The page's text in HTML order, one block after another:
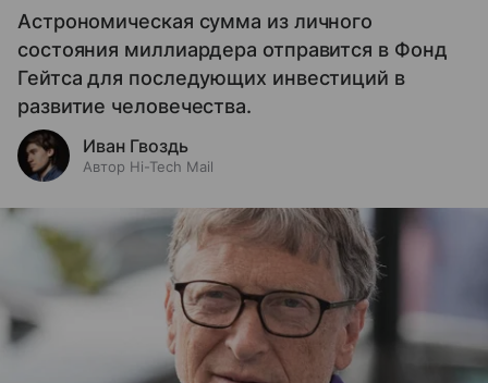
Астрономическая сумма из личного
состояния миллиардера отправится в Фонд
Гейтса для последующих инвестиций в
развитие человечества.
Иван Гвоздь
Автор Hi-Tech Mail